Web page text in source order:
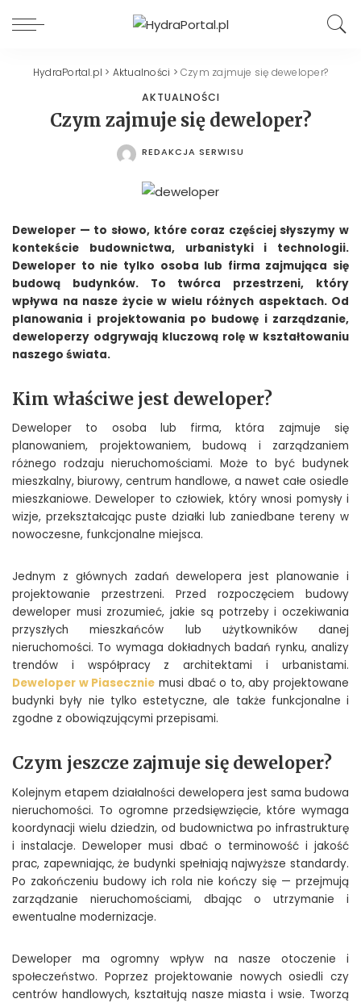
HydraPortal.pl > Aktualności > Czym zajmuje się deweloper?
AKTUALNOŚCI
Czym zajmuje się deweloper?
POSTED
REDAKCJA SERWISU
Deweloper — to słowo, które coraz częściej słyszymy w
kontekście budownictwa, urbanistyki i technologii.
Deweloper to nie tylko osoba lub firma zajmująca się
budową budynków. To twórca przestrzeni, który
wpływa na nasze życie w wielu różnych aspektach. Od
planowania i projektowania po budowę i zarządzanie,
deweloperzy odgrywają kluczową rolę w kształtowaniu
naszego świata.
Kim właściwe jest deweloper?
Deweloper to osoba lub firma, która zajmuje się
planowaniem, projektowaniem, budową i zarządzaniem
różnego rodzaju nieruchomościami. Może to być budynek
mieszkalny, biurowy, centrum handlowe, a nawet całe osiedle
mieszkaniowe. Deweloper to człowiek, który wnosi pomysły i
wizje, przekształcając puste działki lub zaniedbane tereny w
nowoczesne, funkcjonalne miejsca.
Jednym z głównych zadań dewelopera jest planowanie i
projektowanie przestrzeni. Przed rozpoczęciem budowy
deweloper musi zrozumieć, jakie są potrzeby i oczekiwania
przyszłych mieszkańców lub użytkowników danej
nieruchomości. To wymaga dokładnych badań rynku, analizy
trendów i współpracy z architektami i urbanistami.
Deweloper w Piasecznie musi dbać o to, aby projektowane
budynki były nie tylko estetyczne, ale także funkcjonalne i
zgodne z obowiązującymi przepisami.
Czym jeszcze zajmuje się deweloper?
Kolejnym etapem działalności dewelopera jest sama budowa
nieruchomości. To ogromne przedsięwzięcie, które wymaga
koordynacji wielu dziedzin, od budownictwa po infrastrukturę
i instalacje. Deweloper musi dbać o terminowość i jakość
prac, zapewniając, że budynki spełniają najwyższe standardy.
Po zakończeniu budowy ich rola nie kończy się — przejmują
zarządzanie nieruchomościami, dbając o utrzymanie i
ewentualne modernizacje.
Deweloper ma ogromny wpływ na nasze otoczenie i
społeczeństwo. Poprzez projektowanie nowych osiedli czy
centrów handlowych, kształtują nasze miasta i wsie. Tworzą